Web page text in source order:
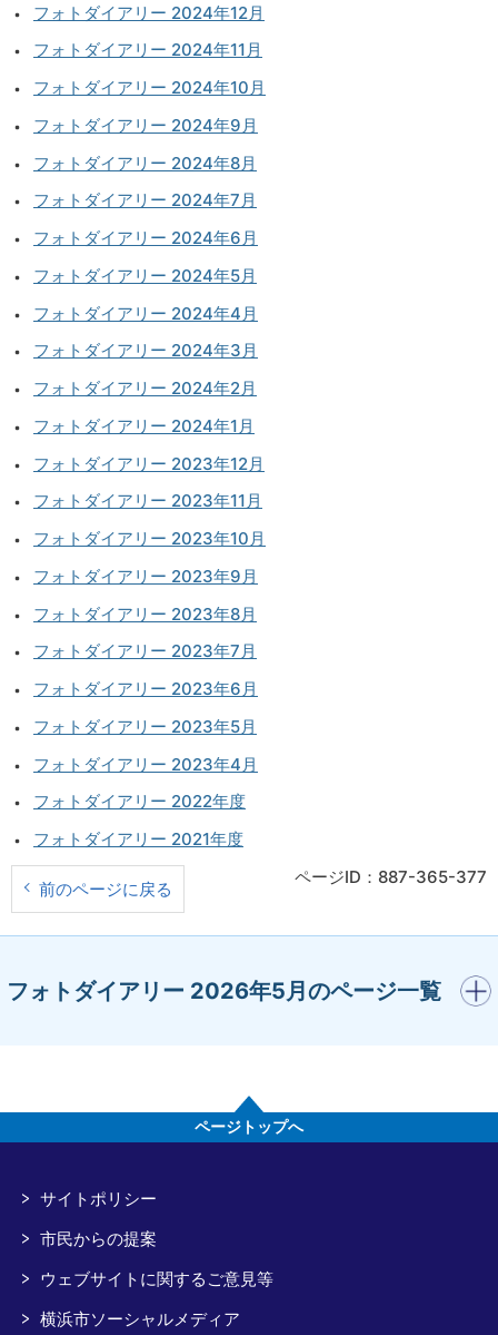
フォトダイアリー 2024年12月
フォトダイアリー 2024年11月
フォトダイアリー 2024年10月
フォトダイアリー 2024年9月
フォトダイアリー 2024年8月
フォトダイアリー 2024年7月
フォトダイアリー 2024年6月
フォトダイアリー 2024年5月
フォトダイアリー 2024年4月
フォトダイアリー 2024年3月
フォトダイアリー 2024年2月
フォトダイアリー 2024年1月
フォトダイアリー 2023年12月
フォトダイアリー 2023年11月
フォトダイアリー 2023年10月
フォトダイアリー 2023年9月
フォトダイアリー 2023年8月
フォトダイアリー 2023年7月
フォトダイアリー 2023年6月
フォトダイアリー 2023年5月
フォトダイアリー 2023年4月
フォトダイアリー 2022年度
フォトダイアリー 2021年度
前のページに戻る
ページID：887-365-377
フォトダイアリー 2026年5月のページ一覧
開く
ページトップへ
サイトポリシー
市民からの提案
ウェブサイトに関するご意見等
横浜市ソーシャルメディア